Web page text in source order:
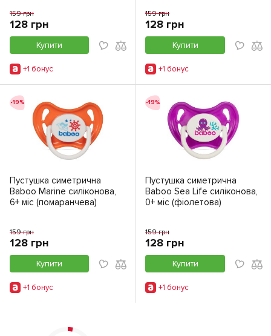
159 грн
128 грн
Купити
+1 бонус
159 грн
128 грн
Купити
+1 бонус
-19%
Пустушка симетрична
Baboo Marine силіконова,
6+ міс (помаранчева)
159 грн
128 грн
Купити
+1 бонус
-19%
Пустушка симетрична
Baboo Sea Life силіконова,
0+ міс (фіолетова)
159 грн
128 грн
Купити
+1 бонус